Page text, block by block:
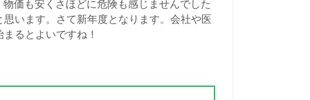
価も安くさほどに危険も感じませんでした
います。さて新年度となります。会社や医
るとよいですね！